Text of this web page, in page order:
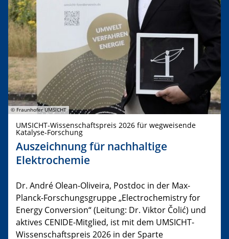
© Fraunhofer UMSICHT
UMSICHT-Wissenschaftspreis 2026 für wegweisende
Katalyse-Forschung
Auszeichnung für nachhaltige
Elektrochemie
Dr. André Olean-Oliveira, Postdoc in der Max-
Planck-Forschungsgruppe „Electrochemistry for
Energy Conversion“ (Leitung: Dr. Viktor Čolić) und
aktives CENIDE-Mitglied, ist mit dem UMSICHT-
Wissenschaftspreis 2026 in der Sparte